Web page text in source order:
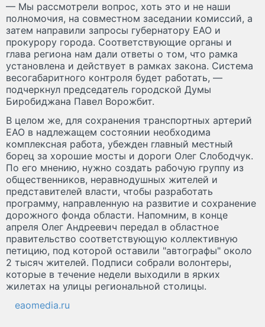
— Мы рассмотрели вопрос, хоть это и не наши
полномочия, на совместном заседании комиссий, а
затем направили запросы губернатору ЕАО и
прокурору города. Соответствующие органы и
глава региона нам дали ответы о том, что рамка
установлена и действует в рамках закона. Система
весогабаритного контроля будет работать, —
подчеркнул председатель городской Думы
Биробиджана Павел Ворожбит.
В целом же, для сохранения транспортных артерий
ЕАО в надлежащем состоянии необходима
комплексная работа, убежден главный местный
борец за хорошие мосты и дороги Олег Слободчук.
По его мнению, нужно создать рабочую группу из
общественников, неравнодушных жителей и
представителей власти, чтобы разработать
программу, направленную на развитие и сохранение
дорожного фонда области. Напомним, в конце
апреля Олег Андреевич передал в областное
правительство соответствующую коллективную
петицию, под которой оставили "автографы" около
2 тысяч жителей. Подписи собрали волонтеры,
которые в течение недели выходили в ярких
жилетах на улицы региональной столицы.
eaomedia.ru